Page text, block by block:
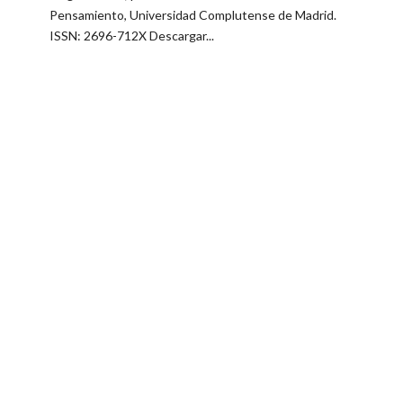
Pensamiento, Universidad Complutense de Madrid.
ISSN: 2696-712X Descargar...